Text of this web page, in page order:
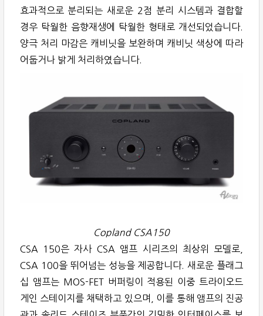
효과적으로 분리되는 새로운 2점 분리 시스템과 결합할
경우 탁월한 음향재생에 탁월한 형태로 개선되었습니다.
양극 처리 마감은 캐비닛을 보완하며 캐비닛 색상에 따라
어둡거나 밝게 처리하였습니다.
Copland CSA150
CSA 150은 자사 CSA 앰프 시리즈의 최상위 모델로,
CSA 100을 뛰어넘는 성능을 제공합니다. 새로운 플래그
십 앰프는 MOS-FET 버퍼링이 적용된 이중 트라이오드
게인 스테이지를 채택하고 있으며, 이를 통해 앰프의 진공